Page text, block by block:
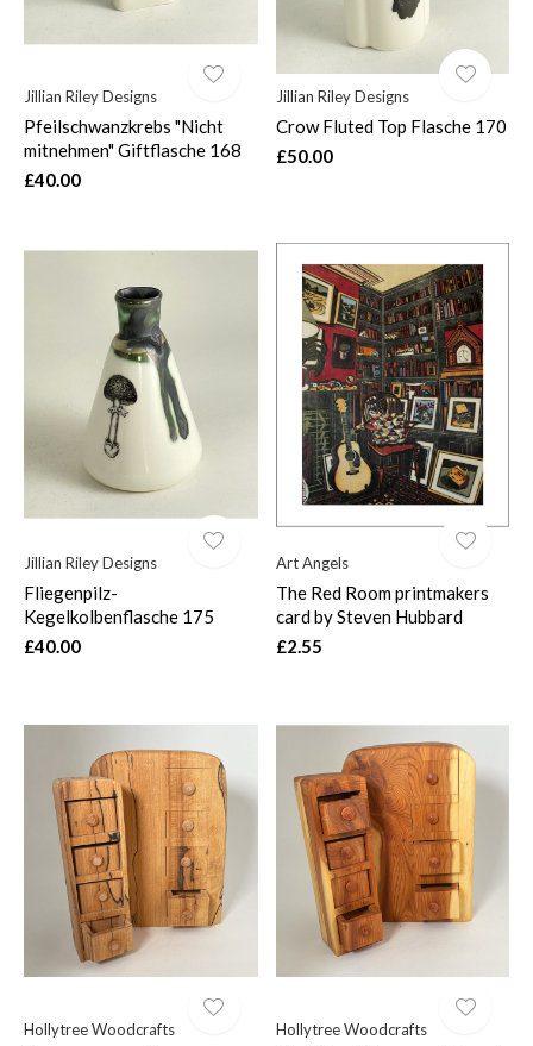
Jillian Riley Designs
Pfeilschwanzkrebs "Nicht
mitnehmen" Giftflasche 168
£40.00
Jillian Riley Designs
Crow Fluted Top Flasche 170
£50.00
Jillian Riley Designs
Fliegenpilz-
Kegelkolbenflasche 175
£40.00
Art Angels
The Red Room printmakers
card by Steven Hubbard
£2.55
Hollytree Woodcrafts Hollytree Woodcrafts